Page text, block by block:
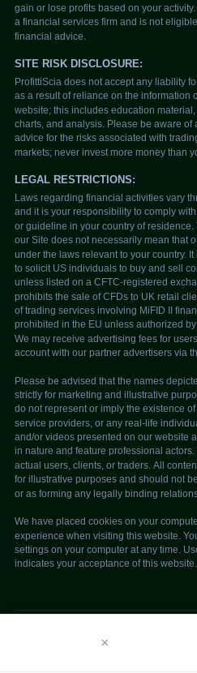
We use cookies to enhance
×